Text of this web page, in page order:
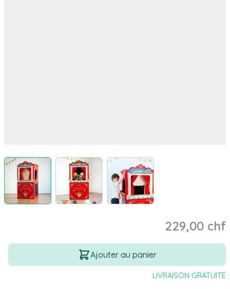
View larger imageView larger imageView larger image
229,00 chf
Quantité
Ajouter au panier
LIVRAISON GRATUITE